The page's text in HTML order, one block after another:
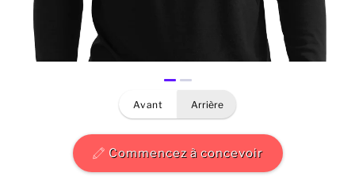
Haute visibilité
Hommes
avant arrière
Commencez à concevoir